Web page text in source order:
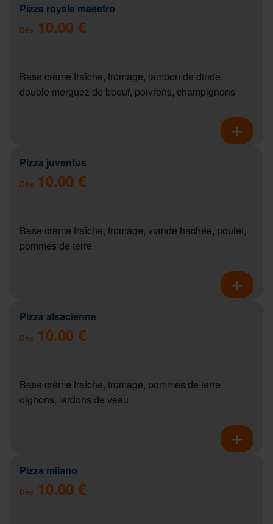
Pizza royale maestro
Dès 10.00 €
Base crème fraîche, fromage, jambon de dinde,
double merguez de boeuf, poivrons, champignons
Pizza juventus
Dès 10.00 €
Base crème fraîche, fromage, viande hachée, poulet,
pommes de terre
Pizza alsacienne
Dès 10.00 €
Base crème fraîche, fromage, pommes de terre,
oignons, lardons de veau
Pizza milano
Dès 10.00 €